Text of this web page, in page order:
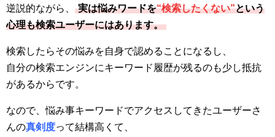
逆説的ながら、
実は悩みワードを“検索したくない”という
心理も検索ユーザーにはあります。
検索したらその悩みを自身で認めることになるし、
自分の検索エンジンにキーワード履歴が残るのも少し抵抗
があるからです。
なので、悩み事キーワードでアクセスしてきたユーザーさ
んの真剣度って結構高くて、